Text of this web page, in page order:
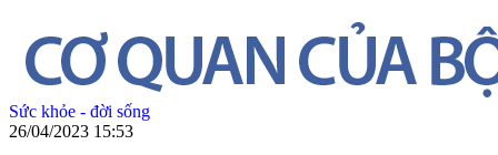
Sức khỏe - đời sống
26/04/2023 15:53